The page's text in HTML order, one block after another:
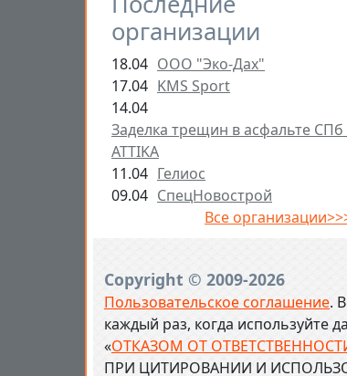
организации
18.04 ООО "Эко-Дах"
17.04 KMS Sport
14.04
Заделка трещин в асфальте СПб
ATTIKA
11.04 Гелиос
09.04 СпецНовострой
Все
Copyright © 2009-2026
Пользовательское соглашение.
каждый раз, когда используйте
«ОТКАЗОМ ОТ
ПРИ ЦИТИРОВАНИИ И